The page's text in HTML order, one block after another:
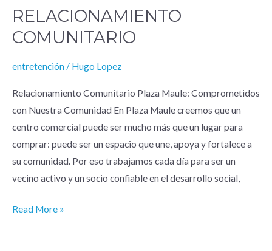
RELACIONAMIENTO
COMUNITARIO
entretención / Hugo Lopez
Relacionamiento Comunitario Plaza Maule: Comprometidos
con Nuestra Comunidad En Plaza Maule creemos que un
centro comercial puede ser mucho más que un lugar para
comprar: puede ser un espacio que une, apoya y fortalece a
su comunidad. Por eso trabajamos cada día para ser un
vecino activo y un socio confiable en el desarrollo social,
Relacionamiento
Comunitario
Read More »